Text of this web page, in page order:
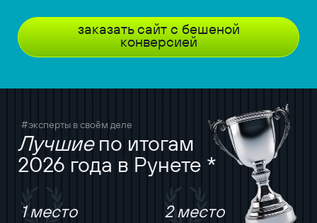
заказать сайт с бешеной
конверсией
#эксперты в своём деле
Лучшиепо итогам
2026 года в Рунете *
1 место 2 место